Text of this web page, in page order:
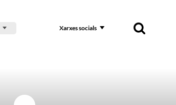
Xarxes socials